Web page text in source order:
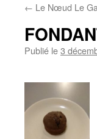
← Le Nœud Le
Publié le3